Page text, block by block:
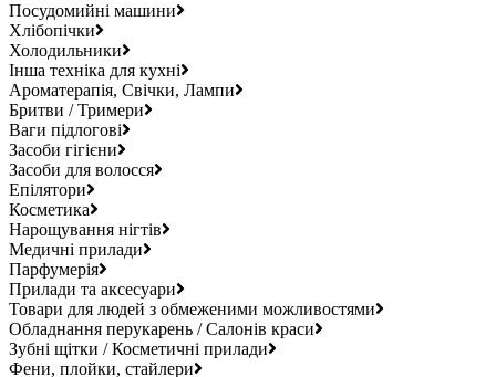
Посудомийні машини
Хлібопічки
Холодильники
Інша техніка для кухні
Ароматерапія, Свічки, Лампи
Бритви / Тримери
Ваги підлогові
Засоби гігієни
Засоби для волосся
Епілятори
Косметика
Нарощування нігтів
Медичні прилади
Парфумерія
Прилади та аксесуари
Товари для людей з обмеженими можливостями
Обладнання перукарень / Салонів краси
Зубні щітки / Косметичні прилади
Фени, плойки, стайлери